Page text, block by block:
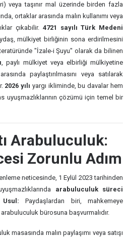
veya taşınır mal üzerinde birden fazla
ortaklar arasında malın kullanımı veya
çıkabilir. 4721 sayılı Türk Medeni
mülkiyet birliğinin sona erdirilmesini
"İzale-i Şuyu" olarak da bilinen
, paylı mülkiyet veya elbirliği mülkiyetine
paylaştırılmasını veya satılarak
2026 yılı yargı ikliminde, bu davalar hem
çözümü için temel bir
Arabuluculuk:
Zorunlu Adım
neticesinde, 1 Eylül 2023 tarihinden
arabuluculuk süreci
Usul: Paydaşlardan biri, mahkemeye
bürosuna başvurmalıdır.
masasında malın paylaşımı veya satışı